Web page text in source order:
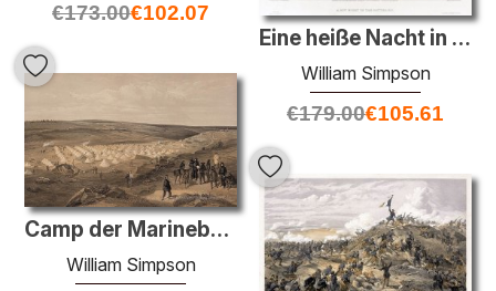
€173.00€102.07
Eine heiße Nacht in den Batterien
William Simpson
€179.00€105.61
Camp der Marinebrigade, vor Sewastopol
William Simpson